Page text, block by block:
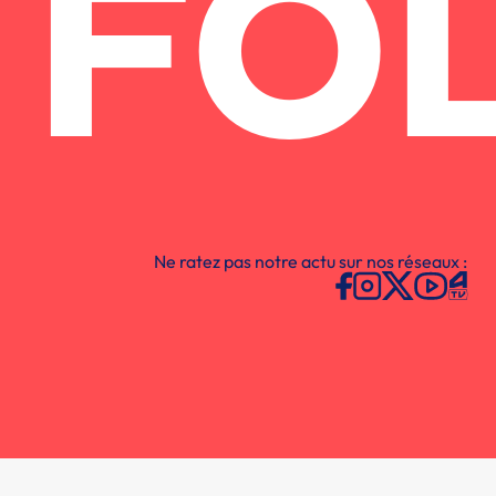
Ne ratez pas notre actu sur nos réseaux :